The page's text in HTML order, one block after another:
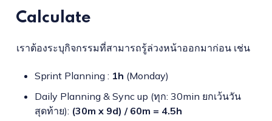
Calculate
เราต้องระบุกิจกรรมที่สามารถรู้ล่วงหน้าออกมาก่อน เช่น
Sprint Planning : 1h (Monday)
Daily Planning & Sync up (ทุก: 30min ยกเว้นวัน
สุดท้าย): (30m x 9d) / 60m = 4.5h